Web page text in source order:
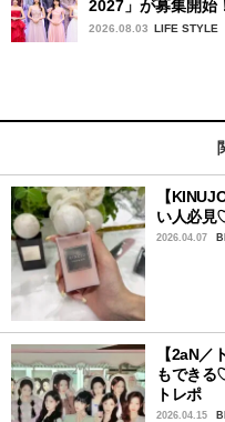
2027」が募集開始
視した「新システ
2026.08.03 LIFE STYLE
【
い人必見
2026.04.07
【2aN／
もできる
トレポ
2026.04.15